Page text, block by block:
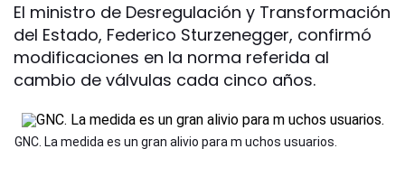
El ministro de Desregulación y Transformación
del Estado, Federico Sturzenegger, confirmó
modificaciones en la norma referida al
cambio de válvulas cada cinco años.
GNC. La medida es un gran alivio para m uchos usuarios.